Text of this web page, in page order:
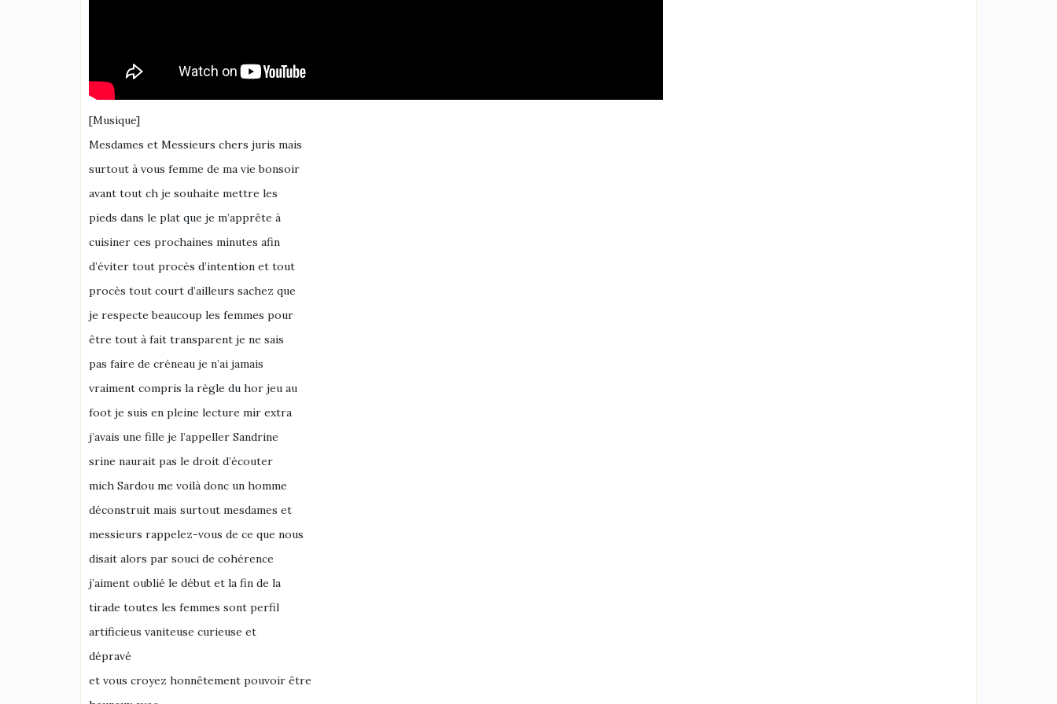
[Musique]
Mesdames et Messieurs chers juris mais
surtout à vous femme de ma vie bonsoir
avant tout ch je souhaite mettre les
pieds dans le plat que je m’apprête à
cuisiner ces prochaines minutes afin
d’éviter tout procès d’intention et tout
procès tout court d’ailleurs sachez que
je respecte beaucoup les femmes pour
être tout à fait transparent je ne sais
pas faire de créneau je n’ai jamais
vraiment compris la règle du hor jeu au
foot je suis en pleine lecture mir extra
j’avais une fille je l’appeller Sandrine
srine naurait pas le droit d’écouter
mich Sardou me voilà donc un homme
déconstruit mais surtout mesdames et
messieurs rappelez-vous de ce que nous
disait alors par souci de cohérence
j’aiment oublié le début et la fin de la
tirade toutes les femmes sont perfil
artificieus vaniteuse curieuse et
dépravé
et vous croyez honnêtement pouvoir être